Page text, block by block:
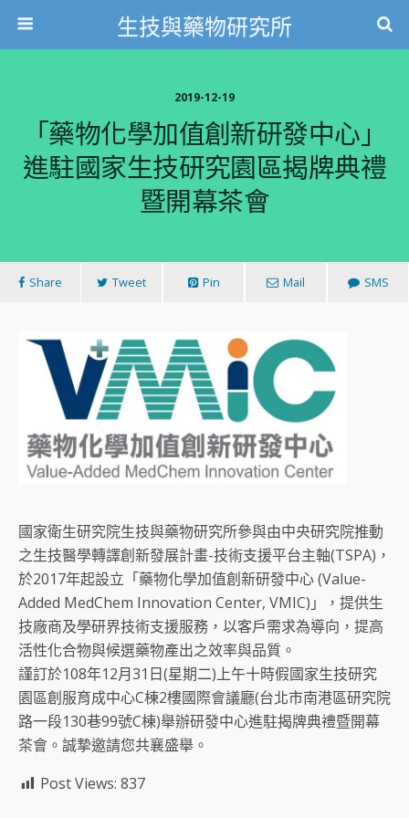
生技與藥物研究所
2019-12-19
「藥物化學加值創新研發中心」
進駐國家生技研究園區揭牌典禮
暨開幕茶會
Share Tweet Pin Mail SMS
國家衛生研究院生技與藥物研究所參與由中央研究院推動
之生技醫學轉譯創新發展計畫-技術支援平台主軸(TSPA)，
於2017年起設立「藥物化學加值創新研發中心 (Value-
Added MedChem Innovation Center, VMIC)」，提供生
技廠商及學研界技術支援服務，以客戶需求為導向，提高
活性化合物與候選藥物產出之效率與品質。
謹訂於108年12月31日(星期二)上午十時假國家生技研究
園區創服育成中心C棟2樓國際會議廳(台北市南港區研究院
路一段130巷99號C棟)舉辦研發中心進駐揭牌典禮暨開幕
茶會。誠摯邀請您共襄盛舉。
Post Views: 837